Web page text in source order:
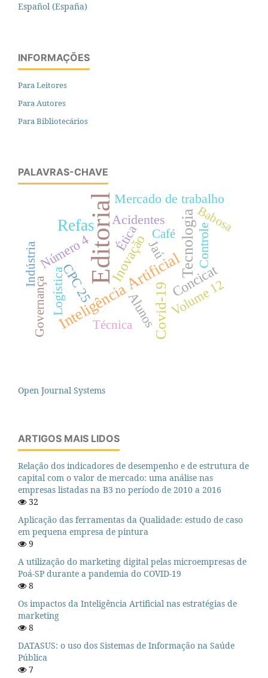
Español (España)
INFORMAÇÕES
Para Leitores
Para Autores
Para Bibliotecários
PALAVRAS-CHAVE
Editorial
Refas
Inteligência Artificial
Tecnologia
Covid-19
Inovação Concicat
CPC 25
Jaú
Alunos
Mercado de trabalho
Volume 12
Número 4 Controle
Ética
Logística
Acidentes
Indústria
Babosa
Café
Governança Técnica
Open Journal Systems
ARTIGOS MAIS LIDOS
Relação dos indicadores de desempenho e de estrutura de
capital com o valor de mercado: uma análise nas
empresas listadas na B3 no período de 2010 a 2016
32
Aplicação das ferramentas da Qualidade: estudo de caso
em pequena empresa de pintura
9
A utilização do marketing digital pelas microempresas de
Poá-SP durante a pandemia do COVID-19
8
Os impactos da Inteligência Artificial nas estratégias de
marketing
8
DATASUS: o uso dos Sistemas de Informação na Saúde
Pública
7